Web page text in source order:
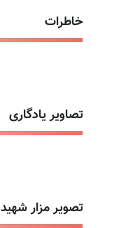
خاطرات
تصاویر یادگاری
تصویر مزار شهید